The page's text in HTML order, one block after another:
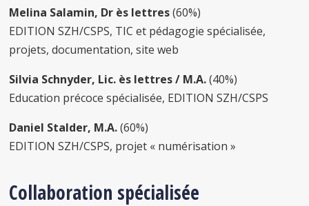
Melina Salamin, Dr ès lettres(60%)
EDITION SZH/CSPS, TIC et pédagogie spécialisée,
projets, documentation, site web
Silvia Schnyder, Lic. ès lettres / M.A.(40%)
Education précoce spécialisée, EDITION SZH/CSPS
Daniel Stalder, M.A.(60%)
EDITION SZH/CSPS, projet « numérisation »
Collaboration spécialisée